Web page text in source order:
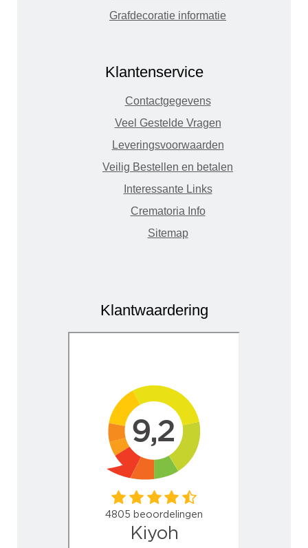
Grafdecoratie informatie
Klantenservice
Contactgegevens
Veel Gestelde Vragen
Leveringsvoorwaarden
Veilig Bestellen en betalen
Interessante Links
Crematoria Info
Sitemap
Klantwaardering